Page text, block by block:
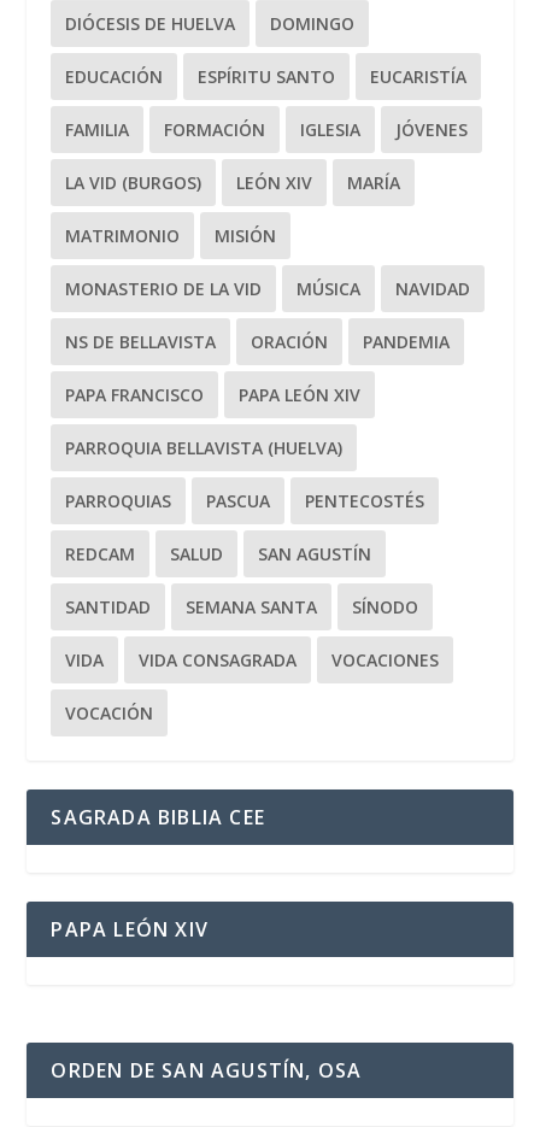
DIÓCESIS DE HUELVA DOMINGO
EDUCACIÓN ESPÍRITU SANTO EUCARISTÍA
FAMILIA FORMACIÓN IGLESIA JÓVENES
LA VID (BURGOS) LEÓN XIV MARÍA
MATRIMONIO MISIÓN
MONASTERIO DE LA VID MÚSICA NAVIDAD
NS DE BELLAVISTA ORACIÓN PANDEMIA
PAPA FRANCISCO PAPA LEÓN XIV
PARROQUIA BELLAVISTA (HUELVA)
PARROQUIAS PASCUA PENTECOSTÉS
REDCAM SALUD SAN AGUSTÍN
SANTIDAD SEMANA SANTA SÍNODO
VIDA VIDA CONSAGRADA VOCACIONES
VOCACIÓN
SAGRADA BIBLIA CEE
PAPA LEÓN XIV
ORDEN DE SAN AGUSTÍN, OSA